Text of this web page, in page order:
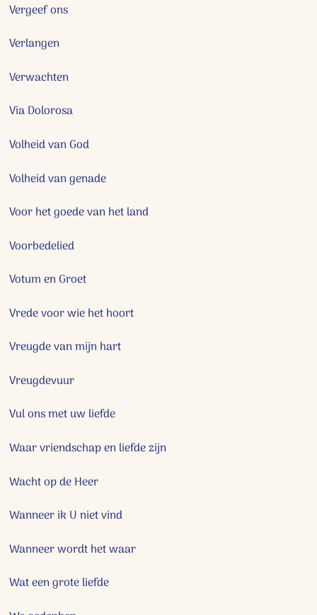
Vergeef ons
Verlangen
Verwachten
Via Dolorosa
Volheid van God
Volheid van genade
Voor het goede van het land
Voorbedelied
Votum en Groet
Vrede voor wie het hoort
Vreugde van mijn hart
Vreugdevuur
Vul ons met uw liefde
Waar vriendschap en liefde zijn
Wacht op de Heer
Wanneer ik U niet vind
Wanneer wordt het waar
Wat een grote liefde